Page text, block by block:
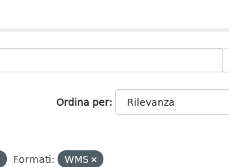
Ordina per
Formati: WMS